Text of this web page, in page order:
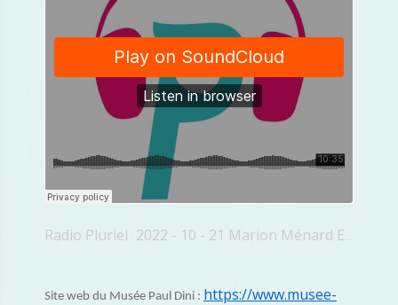
Radio Pluriel · 2022 - 10 - 21 Marion Ménard Exposition Universelle
Site web du Musée Paul Dini : https://www.musee-